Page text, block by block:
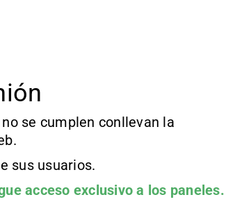
se cumplen conllevan la
sus usuarios.
acceso exclusivo a los paneles.